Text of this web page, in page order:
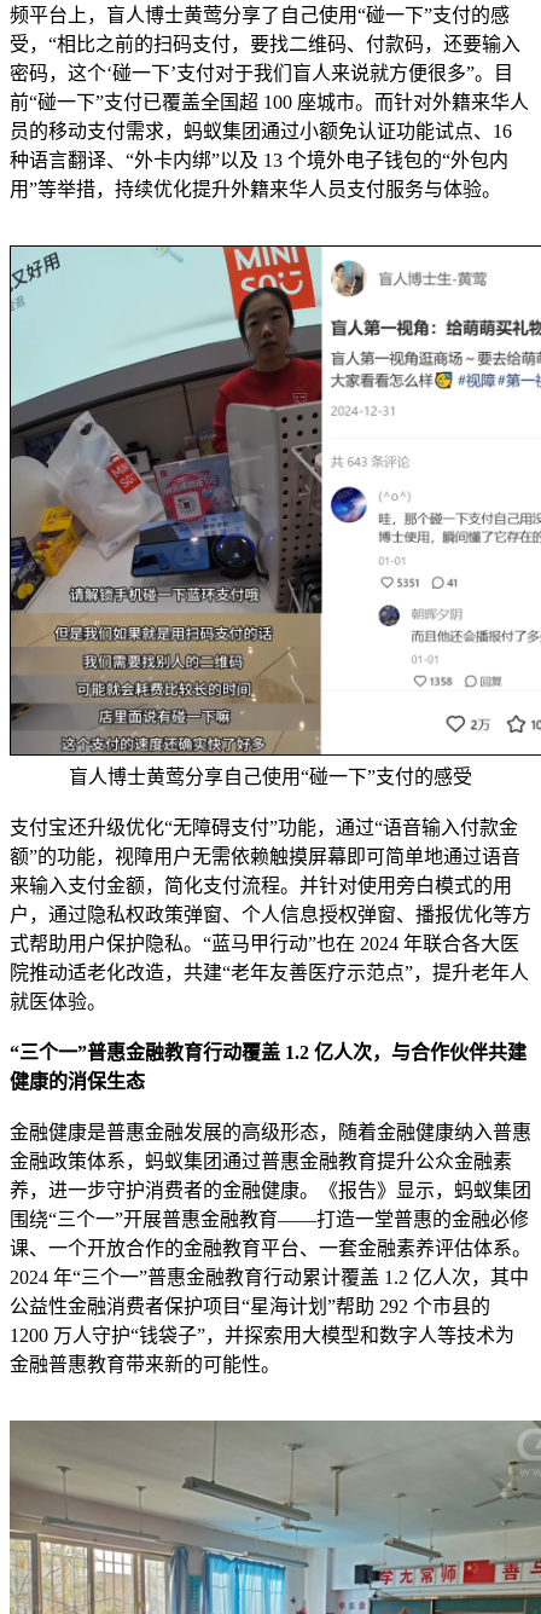
频平台上，盲人博士黄莺分享了自己使用“碰一下”支付的感
受，“相比之前的扫码支付，要找二维码、付款码，还要输入
密码，这个‘碰一下’支付对于我们盲人来说就方便很多”。目
前“碰一下”支付已覆盖全国超 100 座城市。而针对外籍来华人
员的移动支付需求，蚂蚁集团通过小额免认证功能试点、16
种语言翻译、“外卡内绑”以及 13 个境外电子钱包的“外包内
用”等举措，持续优化提升外籍来华人员支付服务与体验。
盲人博士黄莺分享自己使用“碰一下”支付的感受
支付宝还升级优化“无障碍支付”功能，通过“语音输入付款金
额”的功能，视障用户无需依赖触摸屏幕即可简单地通过语音
来输入支付金额，简化支付流程。并针对使用旁白模式的用
户，通过隐私权政策弹窗、个人信息授权弹窗、播报优化等方
式帮助用户保护隐私。“蓝马甲行动”也在 2024 年联合各大医
院推动适老化改造，共建“老年友善医疗示范点”，提升老年人
就医体验。
“三个一”普惠金融教育行动覆盖 1.2 亿人次，与合作伙伴共建
健康的消保生态
金融健康是普惠金融发展的高级形态，随着金融健康纳入普惠
金融政策体系，蚂蚁集团通过普惠金融教育提升公众金融素
养，进一步守护消费者的金融健康。《报告》显示，蚂蚁集团
围绕“三个一”开展普惠金融教育——打造一堂普惠的金融必修
课、一个开放合作的金融教育平台、一套金融素养评估体系。
2024 年“三个一”普惠金融教育行动累计覆盖 1.2 亿人次，其中
公益性金融消费者保护项目“星海计划”帮助 292 个市县的
1200 万人守护“钱袋子”，并探索用大模型和数字人等技术为
金融普惠教育带来新的可能性。